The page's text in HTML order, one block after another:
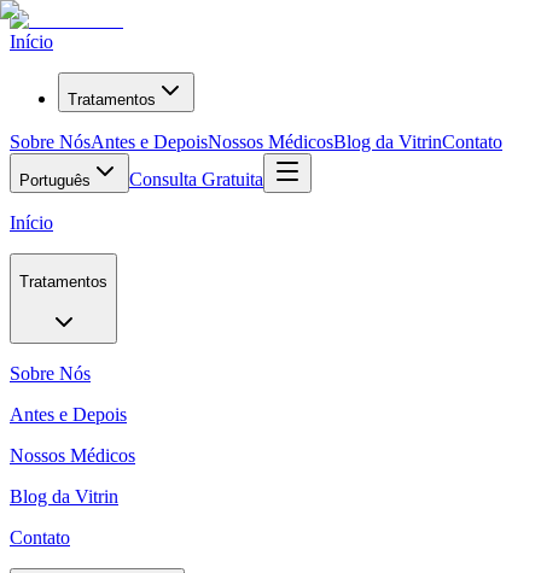
Início
Tratamentos
Sobre NósAntes e DepoisNossos MédicosBlog da VitrinContato
Português Consulta Gratuita
Início
Tratamentos
Sobre Nós
Antes e Depois
Nossos Médicos
Blog da Vitrin
Contato